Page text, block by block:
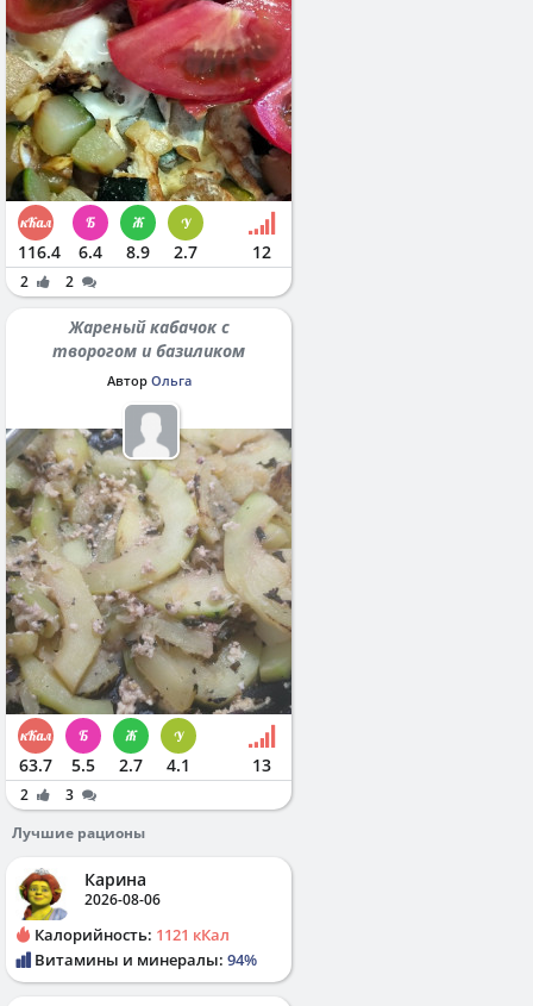
116.4 6.4 8.9 2.7 12
2 2
Жареный кабачок с
творогом и базиликом
Автор Ольга
63.7 5.5 2.7 4.1 13
2
3
Лучшие рационы
Карина
2026-08-06
Калорийность: 1121 кКал
Витамины и минералы: 94%